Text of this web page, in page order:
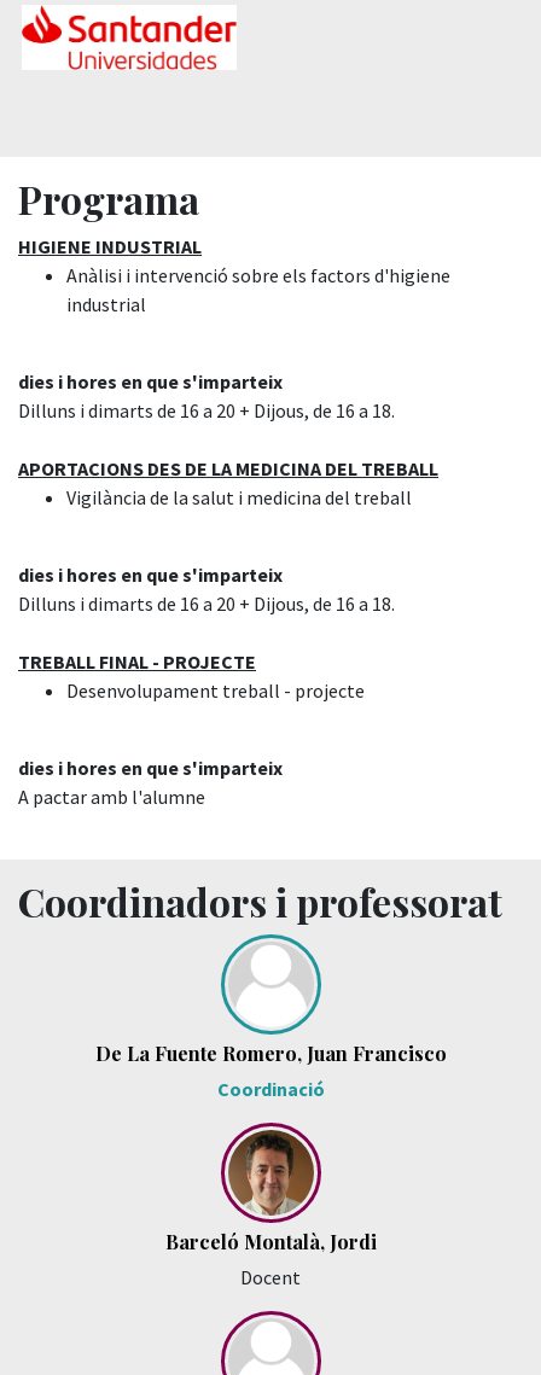
Programa
HIGIENE INDUSTRIAL
Anàlisi i intervenció sobre els factors d'higiene
industrial
dies i hores en que s'imparteix
Dilluns i dimarts de 16 a 20 + Dijous, de 16 a 18.
APORTACIONS DES DE LA MEDICINA DEL TREBALL
Vigilància de la salut i medicina del treball
dies i hores en que s'imparteix
Dilluns i dimarts de 16 a 20 + Dijous, de 16 a 18.
TREBALL FINAL - PROJECTE
Desenvolupament treball - projecte
dies i hores en que s'imparteix
A pactar amb l'alumne
Coordinadors i professorat
De La Fuente Romero, Juan Francisco
Coordinació
Barceló Montalà, Jordi
Docent